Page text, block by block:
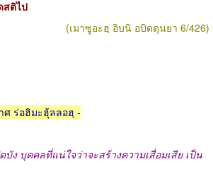
สติไป
(เมาซูอะฮฺ อิบนิ อบิดดุนยา 6/426)
ร่อฮิมะฮุ้ลลอฮฺ -
บุคคลที่แน่ใจว่าจะสร้างความเสื่อมเสีย เป็น